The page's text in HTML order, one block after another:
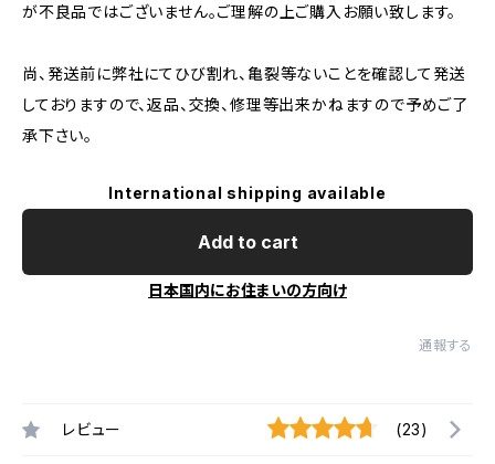
が不良品ではございません。ご理解の上ご購入お願い致します。
尚、発送前に弊社にてひび割れ、亀裂等ないことを確認して発送
しておりますので、返品、交換、修理等出来かねますので予めご了
承下さい。
International shipping available
Add to cart
日本国内にお住まいの方向け
通報する
レビュー (23)